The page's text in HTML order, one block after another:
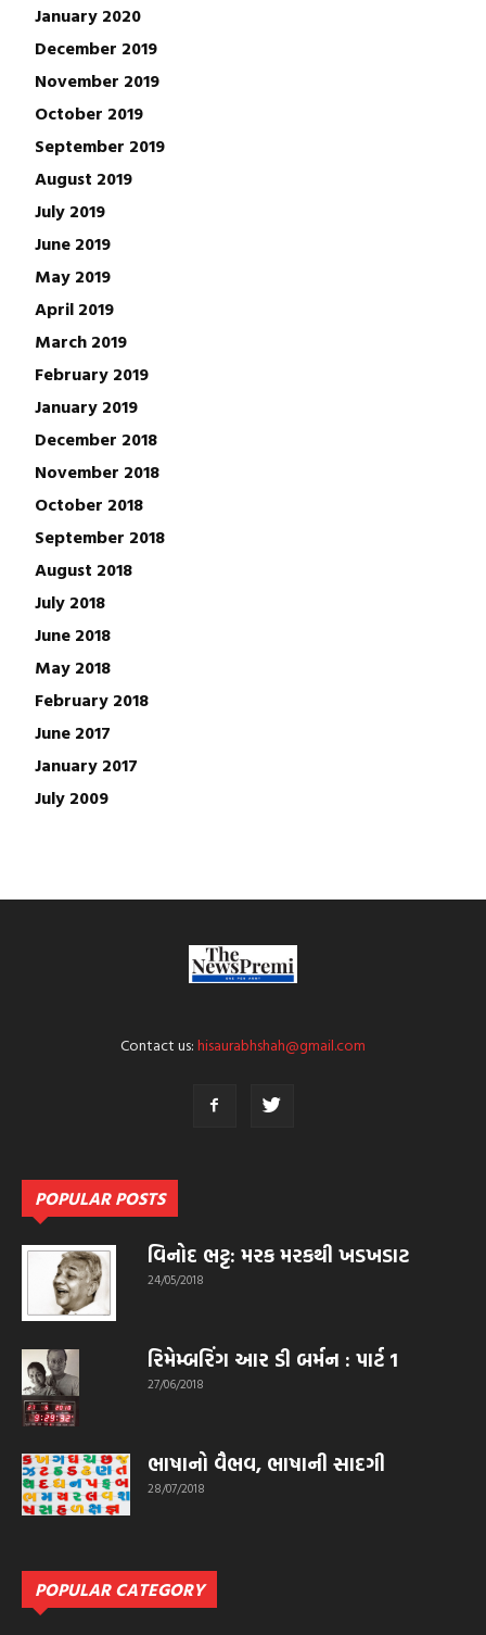
January 2020
December 2019
November 2019
October 2019
September 2019
August 2019
July 2019
June 2019
May 2019
April 2019
March 2019
February 2019
January 2019
December 2018
November 2018
October 2018
September 2018
August 2018
July 2018
June 2018
May 2018
February 2018
June 2017
January 2017
July 2009
Contact us:hisaurabhshah@gmail.com
POPULAR POSTS
વિનોદ ભટ્ટ: મરક મરકથી ખડખડાટ
24/05/2018
રિમેમ્બરિંગ આર ડી બર્મન : પાર્ટ 1
27/06/2018
ભાષાનો વૈભવ, ભાષાની સાદગી
28/07/2018
POPULAR CATEGORY